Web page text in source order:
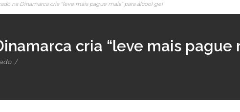
na Dinamarca cria “leve mais pague mais” para álcool gel
cria “leve mais pague
/